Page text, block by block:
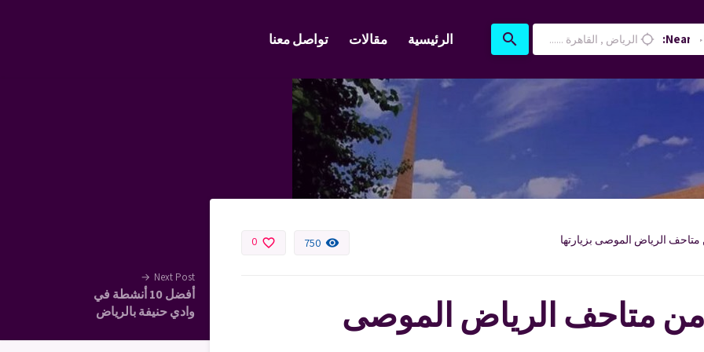
Near:
location_searching
search الرئيسية مقالات تواصل معنا
remove_red_eye
750
favorite_border
0
Next Post
→
أفضل 10 أنشطة في
وادي حنيفة بالرياض
أفضل 6 من متاحف الرياض الموصى